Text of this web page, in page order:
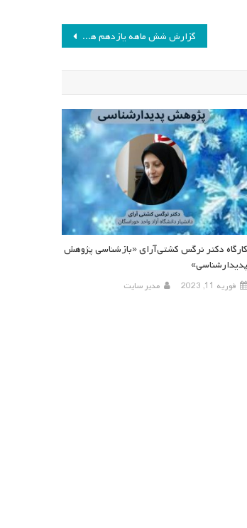
گزارش شش ماهه یازدهم هیئت مدیره انجمن مطالعات برنامه درسی ایران
کارگاه دکتر نرگس کشتی‌آرای «بازشناسی پژوهش
پدیدارشناسی»
فوریه 11, 2023 مدیر سایت